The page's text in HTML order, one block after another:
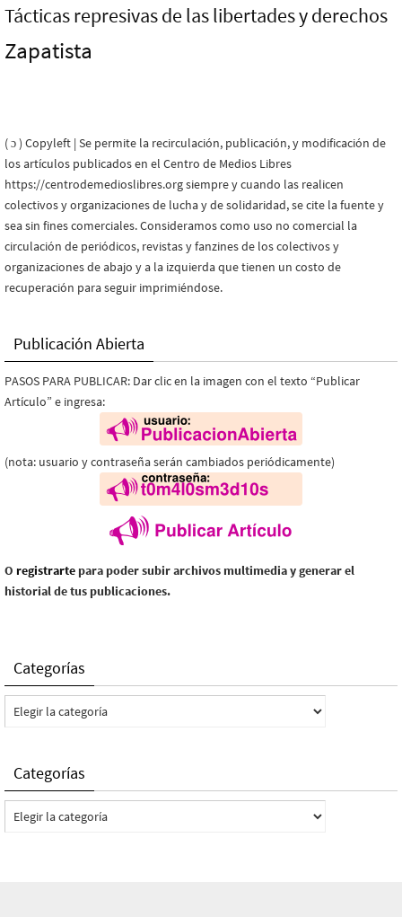
Tácticas represivas de las libertades y derechos
Zapatista
( ɔ ) Copyleft | Se permite la recirculación, publicación, y modificación de
los artículos publicados en el Centro de Medios Libres
https://centrodemedioslibres.org siempre y cuando las realicen
colectivos y organizaciones de lucha y de solidaridad, se cite la fuente y
sea sin fines comerciales. Consideramos como uso no comercial la
circulación de periódicos, revistas y fanzines de los colectivos y
organizaciones de abajo y a la izquierda que tienen un costo de
recuperación para seguir imprimiéndose.
Publicación Abierta
PASOS PARA PUBLICAR: Dar clic en la imagen con el texto “Publicar
Artículo” e ingresa:
(nota: usuario y contraseña serán cambiados periódicamente)
O registrarte para poder subir archivos multimedia y generar el
historial de tus publicaciones.
Categorías
Categorías
Categorías
Categorías